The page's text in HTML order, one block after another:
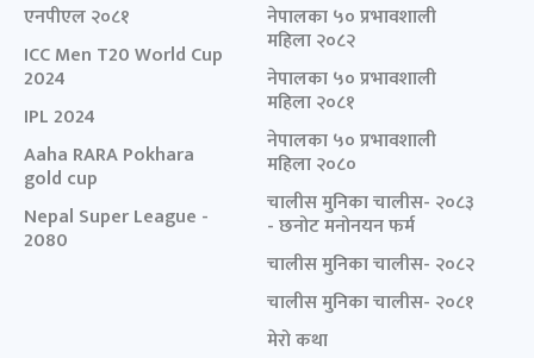
एनपीएल २०८१
ICC Men T20 World Cup
2024
IPL 2024
Aaha RARA Pokhara
gold cup
Nepal Super League -
2080
नेपालका ५० प्रभावशाली
महिला २०८२
नेपालका ५० प्रभावशाली
महिला २०८१
नेपालका ५० प्रभावशाली
महिला २०८०
चालीस मुनिका चालीस- २०८३
- छनोट मनोनयन फर्म
चालीस मुनिका चालीस- २०८२
चालीस मुनिका चालीस- २०८१
मेरो कथा